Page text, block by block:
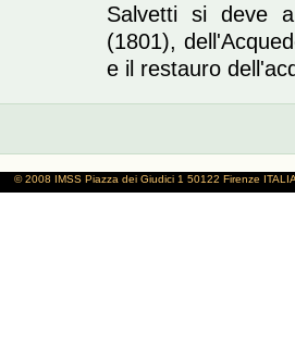
Salvetti si deve
(1801),
e il restauro
© 2008 IMSS Piazza dei Giudici 1 50122 Firenze